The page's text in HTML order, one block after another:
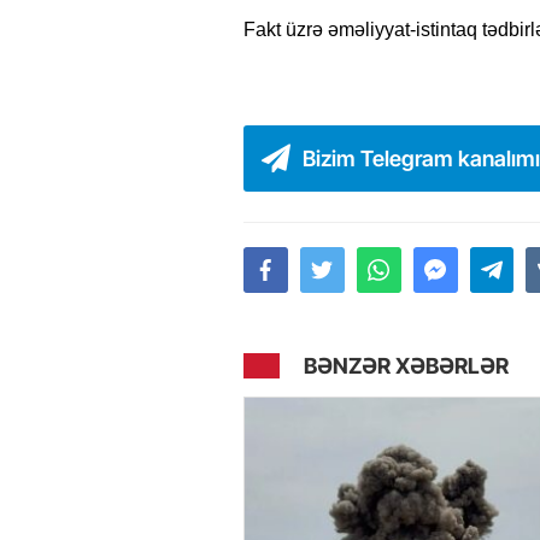
Fakt üzrə əməliyyat-istintaq
Bizim Telegram
BƏNZƏR XƏBƏRLƏR